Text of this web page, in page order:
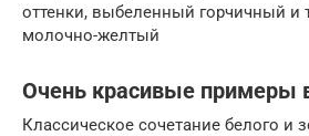
оттенки, выбеленный горчичный и
молочно-желтый
Очень красивые примеры
Классическое сочетание белого и